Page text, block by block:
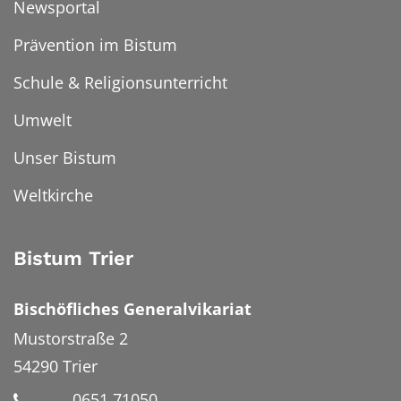
Newsportal
Prävention im Bistum
Schule & Religionsunterricht
Umwelt
Unser Bistum
Weltkirche
Bistum Trier
Bischöfliches Generalvikariat
Mustorstraße 2
54290 Trier